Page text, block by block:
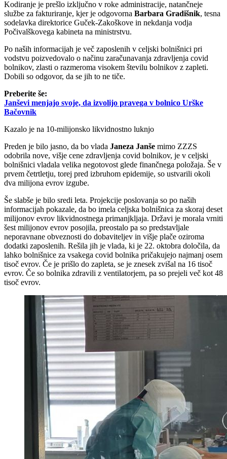
Kodiranje je prešlo izključno v roke administracije, natančneje
službe za fakturiranje, kjer je odgovorna Barbara Gradišnik, tesna
sodelavka direktorice Guček-Zakoškove in nekdanja vodja
Počivalškovega kabineta na ministrstvu.
Po naših informacijah je več zaposlenih v celjski bolnišnici pri
vodstvu poizvedovalo o načinu zaračunavanja zdravljenja covid
bolnikov, zlasti o razmeroma visokem številu bolnikov z zapleti.
Dobili so odgovor, da se jih to ne tiče.
Preberite še:
Janševi menjajo svoje, da izvolijo pravega v bolnico Urške
Bačovnik
Kazalo je na 10-milijonsko likvidnostno luknjo
Preden je bilo jasno, da bo vlada Janeza Janše mimo ZZZS
odobrila nove, višje cene zdravljenja covid bolnikov, je v celjski
bolnišnici vladala velika negotovost glede finančnega položaja. Še v
prvem četrtletju, torej pred izbruhom epidemije, so ustvarili okoli
dva milijona evrov izgube.
Še slabše je bilo sredi leta. Projekcije poslovanja so po naših
informacijah pokazale, da bo imela celjska bolnišnica za skoraj deset
milijonov evrov likvidnostnega primanjkljaja. Državi je morala vrniti
šest milijonov evrov posojila, preostalo pa so predstavljale
neporavnane obveznosti do dobaviteljev in višje plače oziroma
dodatki zaposlenih. Rešila jih je vlada, ki je 22. oktobra določila, da
lahko bolnišnice za vsakega covid bolnika pričakujejo najmanj osem
tisoč evrov. Če je prišlo do zapleta, se je znesek zvišal na 16 tisoč
evrov. Če so bolnika zdravili z ventilatorjem, pa so prejeli več kot 48
tisoč evrov.